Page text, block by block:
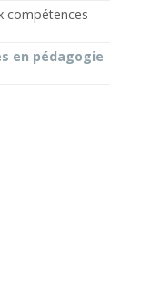
compétences
en pédagogie